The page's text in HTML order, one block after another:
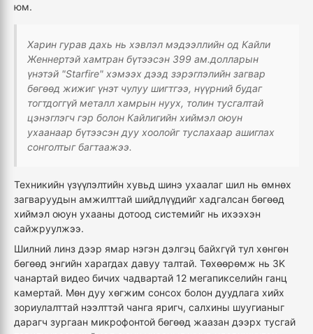
юм.
Харин гурав дахь нь хэвлэл мэдээллийн од Кайли
Женнертэй хамтран бүтээсэн 399 ам.долларын
үнэтэй "Starfire" хэмээх дээд зэрэглэлийн загвар
бөгөөд жижиг үнэт чулуу шигтгээ, нүүрний будаг
тогтдоггүй металл хамрын нуух, толин тусгалтай
цэнэглэгч гэр болон Кайлигийн хиймэл оюун
ухаанаар бүтээсэн дуу хоолойг туслахаар ашиглах
сонголтыг багтаажээ.
Техникийн үзүүлэлтийн хувьд шинэ ухаалаг шил нь өмнөх
загваруудын амжилттай шийдлүүдийг хадгалсан бөгөөд
хиймэл оюун ухааны дотоод системийг нь ихээхэн
сайжруулжээ.
Шилний линз дээр ямар нэгэн дэлгэц байхгүй тул хөнгөн
бөгөөд энгийн харагдах давуу талтай. Төхөөрөмж нь 3K
чанартай видео бичих чадвартай 12 мегапикселийн ганц
камертай. Мөн дуу хөгжим сонсох болон дуудлага хийх
зориулалттай нээлттэй чанга яригч, салхины шуугианыг
дарагч зургаан микрофонтой бөгөөд жаазан дээрх тусгай